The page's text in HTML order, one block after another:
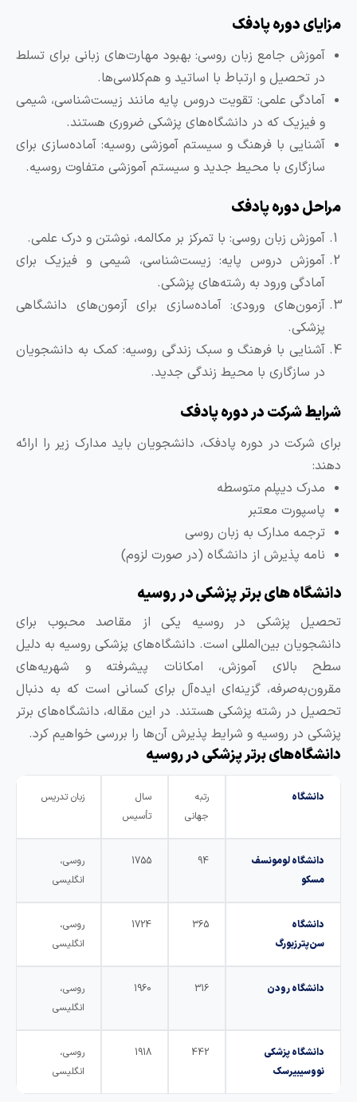
دوره پادفک
آموزش جامع زبان روسی: بهبود مهارت‌های زبانی برای تسلط
در تحصیل و ارتباط با اساتید و هم‌کلاسی‌ها.
آمادگی علمی: تقویت دروس پایه مانند زیست‌شناسی، شیمی
و فیزیک که در دانشگاه‌های پزشکی ضروری هستند.
آشنایی با فرهنگ و سیستم آموزشی روسیه: آماده‌سازی برای
سازگاری با محیط جدید و سیستم آموزشی متفاوت روسیه.
دوره پادفک
آموزش زبان روسی: با تمرکز بر مکالمه، نوشتن و درک علمی.
آموزش دروس پایه: زیست‌شناسی، شیمی و فیزیک برای
آمادگی ورود به رشته‌های پزشکی.
آزمون‌های ورودی: آماده‌سازی برای آزمون‌های دانشگاهی
پزشکی.
آشنایی با فرهنگ و سبک زندگی روسیه: کمک به دانشجویان
در سازگاری با محیط زندگی جدید.
شرکت در دوره پادفک
شرکت در دوره پادفک، دانشجویان باید مدارک زیر را ارائه
مدرک دیپلم متوسطه
پاسپورت معتبر
ترجمه مدارک به زبان روسی
نامه پذیرش از دانشگاه (در صورت لزوم)
های برتر پزشکی در روسیه
پزشکی در روسیه یکی از مقاصد محبوب برای
بین‌المللی است. دانشگاه‌های پزشکی روسیه به دلیل
بالای آموزش، امکانات پیشرفته و شهریه‌های
گزینه‌ای ایده‌آل برای کسانی است که به دنبال
در رشته پزشکی هستند. در این مقاله، دانشگاه‌های برتر
در روسیه و شرایط پذیرش آن‌ها را بررسی خواهیم کرد.
برتر پزشکی در روسیه
دانشگاه
جهانی
تأسیس
زبان تدریس
دانشگاه لومونسف
مسکو
روسی،
انگلیسی
دانشگاه
سن‌پترزبورگ
روسی،
انگلیسی
دانشگاه رودن
روسی،
انگلیسی
دانشگاه پزشکی
نووسیبیرسک
روسی،
انگلیسی